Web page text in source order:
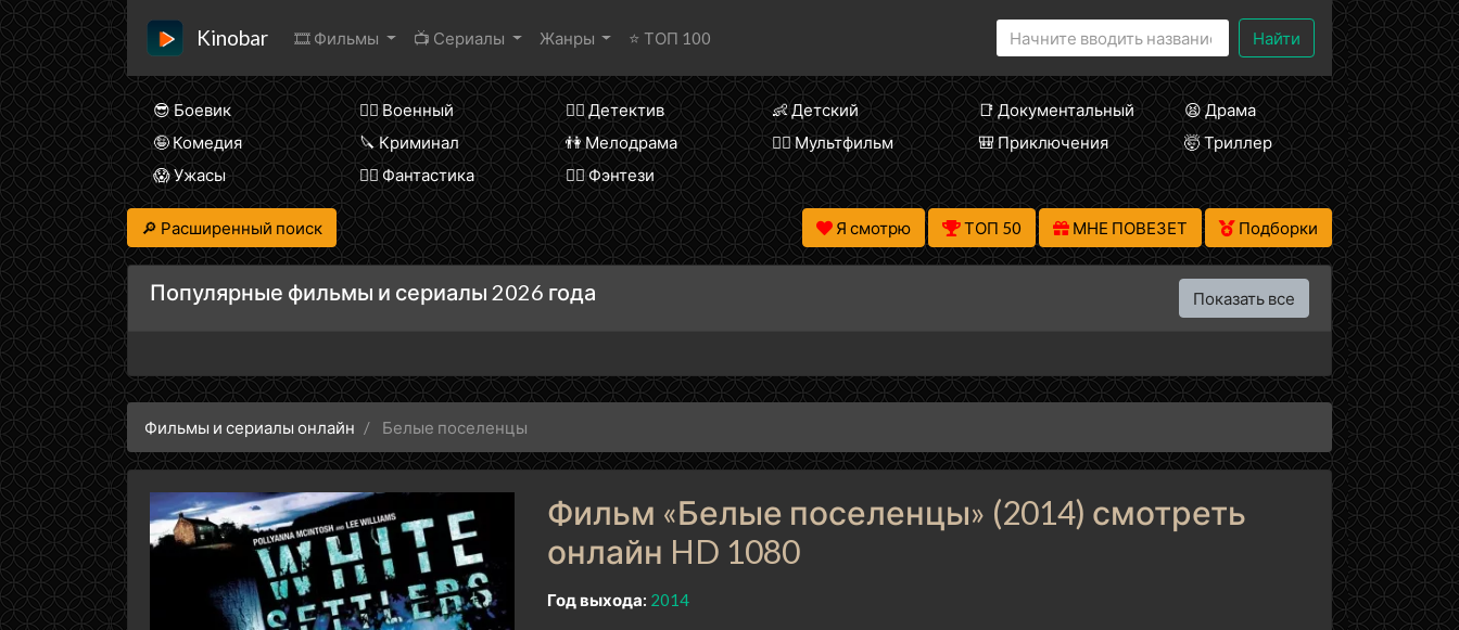
Kinobar 🎞 Фильмы 📺 Сериалы Жанры ⭐ ТОП 100 Найти
😎 Боевик 👨‍✈️ Военный 🕵️‍♂️ Детектив 👶 Детский 📑 Документальный
😫 Драма
🤪 Комедия
🔪 Криминал 👫 Мелодрама 🧚‍♀️ Мультфильм 🎒 Приключения
🤯 Триллер
😱 Ужасы
🧙‍♀️ Фантастика 🧝‍♂️ Фэнтези
🔎 Расширенный поиск Я смотрю ТОП 50 МНЕ ПОВЕЗЕТ Подборки
Популярные фильмы и сериалы 2026 года Показать все
Фильмы и сериалы онлайн Белые поселенцы
Фильм «Белые поселенцы» (2014) смотреть
онлайн HD 1080
Год выхода: 2014